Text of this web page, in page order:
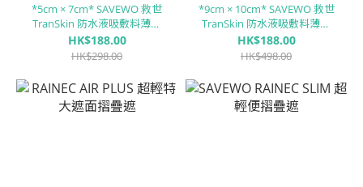
*5cm × 7cm* SAVEWO 救世
TranSkin 防水液吸敷料薄膜
(50片/盒)
HK$188.00
HK$298.00
*9cm × 10cm* SAVEWO 救世
TranSkin 防水液吸敷料薄膜
(50片/盒)
HK$188.00
HK$498.00